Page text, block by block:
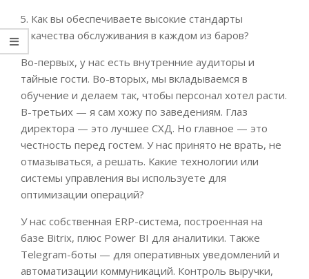
Как вы обеспечиваете высокие стандарты
качества обслуживания в каждом из баров?
Во-первых, у нас есть внутренние аудиторы и
тайные гости. Во-вторых, мы вкладываемся в
обучение и делаем так, чтобы персонал хотел расти.
В-третьих — я сам хожу по заведениям. Глаз
директора — это лучшее СХД. Но главное — это
честность перед гостем. У нас принято не врать, не
отмазываться, а решать. Какие технологии или
системы управления вы используете для
оптимизации операций?
У нас собственная ERP-система, построенная на
базе Bitrix, плюс Power BI для аналитики. Также
Telegram-боты — для оперативных уведомлений и
автоматизации коммуникаций. Контроль выручки,